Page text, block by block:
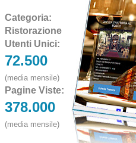
Categoria:
Ristorazione
Utenti Unici:
72.500
(media mensile)
Pagine Viste:
378.000
(media mensile)